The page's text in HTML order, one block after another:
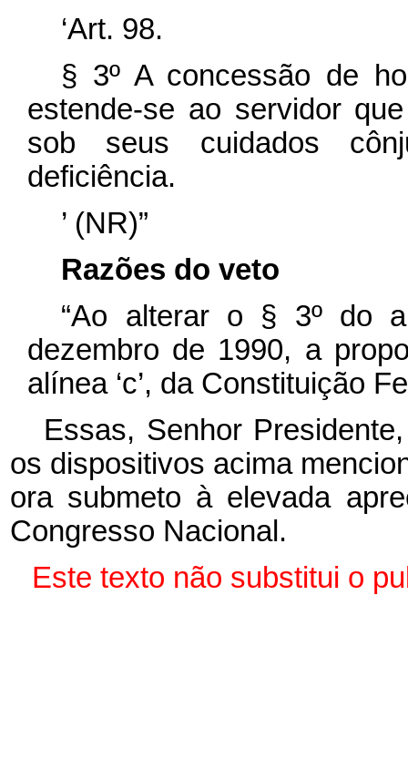
‘Art. 98.
§ 3º A concessão de
estende-se ao servidor
sob seus cuidados
deficiência.
’ (NR)”
Razões do veto
“Ao alterar o § 3º do
dezembro de 1990, a
alínea ‘c’, da Constituição
Essas, Senhor
os dispositivos acima
ora submeto à elevada
Congresso Nacional.
Este texto não substitui o